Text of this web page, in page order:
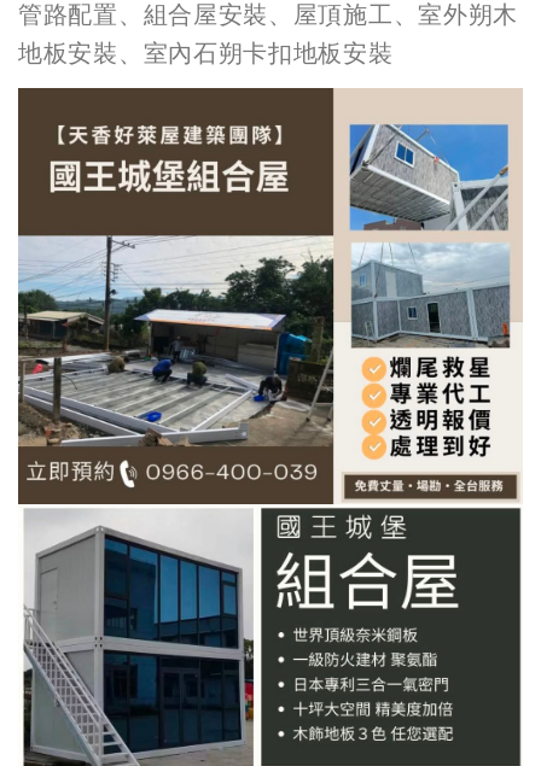
管路配置、組合屋安裝、屋頂施工、室外朔木
地板安裝、室內石朔卡扣地板安裝